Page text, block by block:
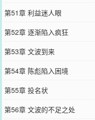
第51章 利益迷人眼
第52章 逐渐陷入疯狂
第53章 文波到来
第54章 陈彪陷入困境
第55章 投名状
第56章 文波的不足之处